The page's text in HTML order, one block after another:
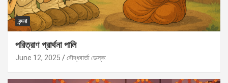
বন্দনা
পরিত্রাণ প্রার্থনা পালি
June 12, 2025 বৌদ্ধবার্তা ডেস্ক: